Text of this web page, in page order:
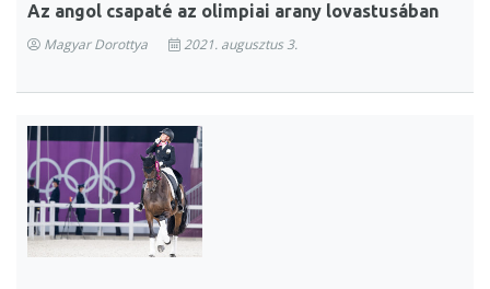
Az angol csapaté az olimpiai arany lovastusában
Magyar Dorottya 2021. augusztus 3.